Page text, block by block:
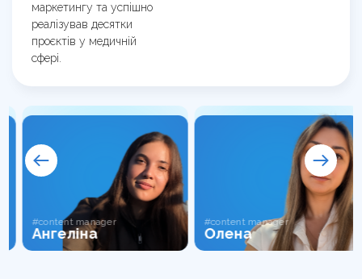
маркетингу та успішно
реалізував десятки
проєктів у медичній
сфері.
#content manager
Ангеліна
#content manager
Олена